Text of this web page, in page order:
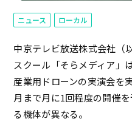
ニュース ローカル
中京テレビ放送株式会社（
スクール「そらメディア」
産業用ドローンの実演会を
月まで月に1回程度の開催
る機体が異なる。